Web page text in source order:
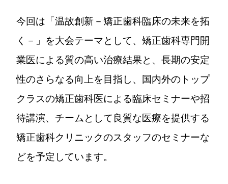
今回は「温故創新－矯正歯科臨床の未来を拓
く－」を大会テーマとして、矯正歯科専門開
業医による質の高い治療結果と、長期の安定
性のさらなる向上を目指し、国内外のトップ
クラスの矯正歯科医による臨床セミナーや招
待講演、チームとして良質な医療を提供する
矯正歯科クリニックのスタッフのセミナーな
どを予定しています。